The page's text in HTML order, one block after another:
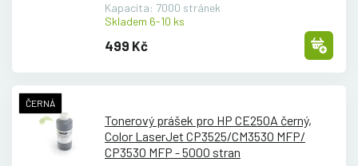
Kapacita: 7000 stránek
Skladem 6-10 ks
499 Kč
ČERNÁ
Tonerový prášek pro HP CE250A černý,
Color LaserJet CP3525/CM3530 MFP/
CP3530 MFP - 5000 stran